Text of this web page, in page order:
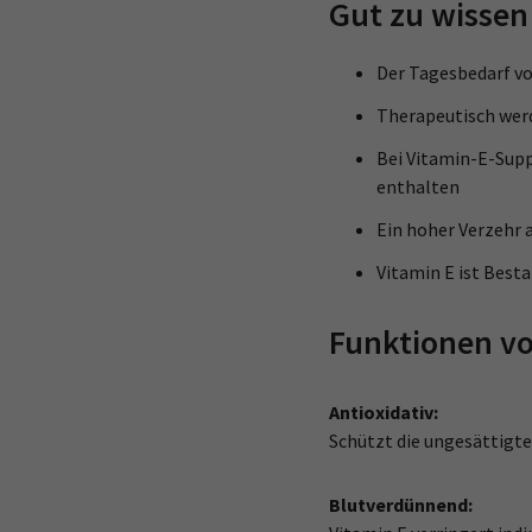
Gut zu
Der Tagesbedarf
Therapeutisch
Bei Vitamin-E-
enthalten
Ein hoher
Vitamin E ist
Funktionen
Antioxidativ:
Schützt die
Blutverdünnend: